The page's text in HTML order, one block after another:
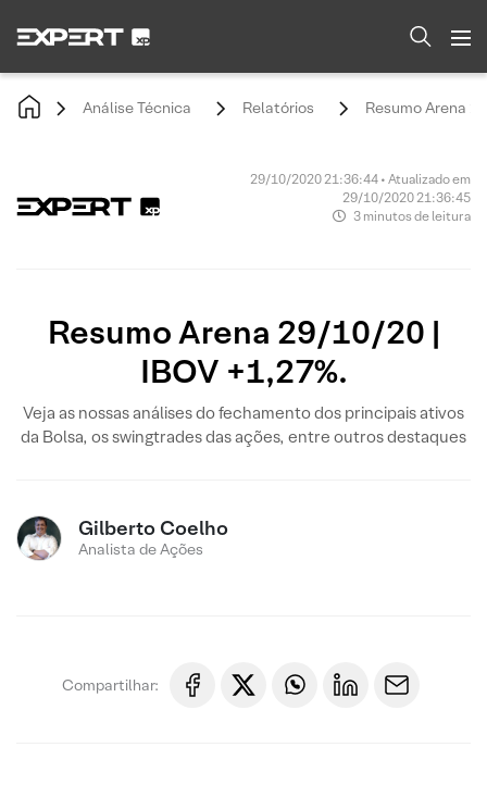
Análise Técnica Relatórios Resumo Arena
29/10/2020 21:36:44 • Atualizado em
29/10/2020 21:36:45
3 minutos de leitura
Resumo Arena 29/10/20 |
IBOV +1,27%.
Veja as nossas análises do fechamento dos principais ativos
da Bolsa, os swingtrades das ações, entre outros destaques
Gilberto Coelho
Analista de Ações
Compartilhar: